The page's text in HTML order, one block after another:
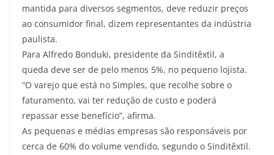
mantida para diversos segmentos, deve reduzir preços
ao consumidor final, dizem representantes da indústria
paulista.
Para Alfredo Bonduki, presidente da Sinditêxtil, a
queda deve ser de pelo menos 5%, no pequeno lojista.
“O varejo que está no Simples, que recolhe sobre o
faturamento, vai ter redução de custo e poderá
repassar esse benefício”, afirma.
As pequenas e médias empresas são responsáveis por
cerca de 60% do volume vendido, segundo o Sinditêxtil.